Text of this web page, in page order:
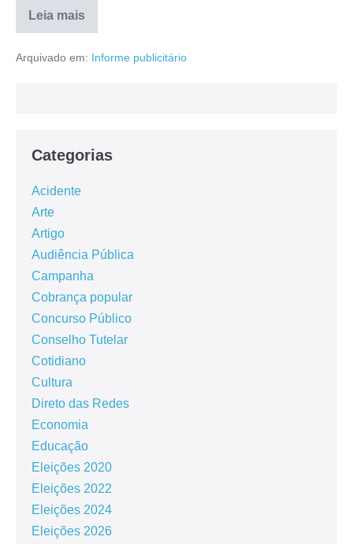
Leia mais
Arquivado em: Informe publicitário
Categorias
Acidente
Arte
Artigo
Audiência Pública
Campanha
Cobrança popular
Concurso Público
Conselho Tutelar
Cotidiano
Cultura
Direto das Redes
Economia
Educação
Eleições 2020
Eleições 2022
Eleições 2024
Eleições 2026